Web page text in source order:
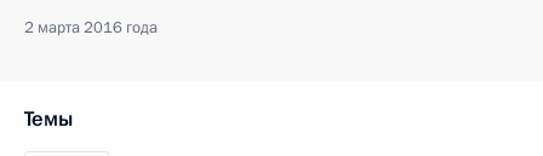
2 марта 2016 года
Темы